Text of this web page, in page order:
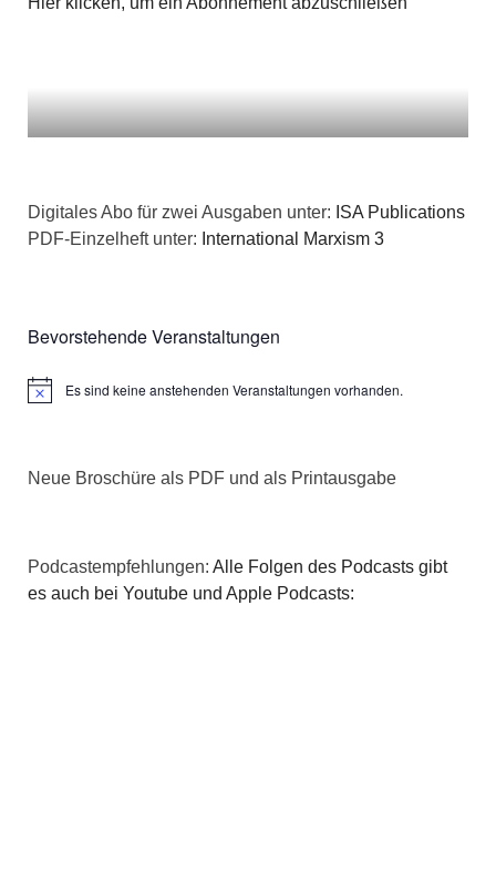
Digitales Abo für zwei Ausgaben unter: ISA Publications
PDF-Einzelheft unter: International Marxism 3
Bevorstehende Veranstaltungen
HinweisEs sind keine anstehenden Veranstaltungen vorhanden.
Neue Broschüre als PDF und als Printausgabe
Podcastempfehlungen: Alle Folgen des Podcasts gibt
es auch bei Youtube und Apple Podcasts: